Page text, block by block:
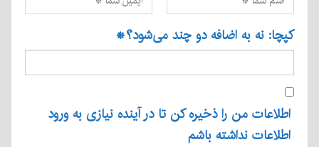
کپچا: نه به اضافه دو چند می‌شود؟*
اطلاعات من را ذخیره کن تا در آینده نیازی به ورود
اطلاعات نداشته باشم